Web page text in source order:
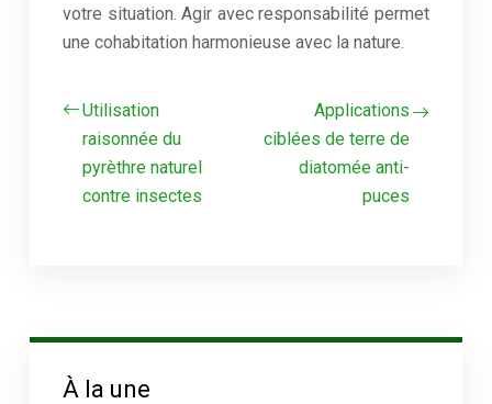
votre situation. Agir avec responsabilité permet
une cohabitation harmonieuse avec la nature.
Utilisation
raisonnée du
pyrèthre naturel
contre insectes
Applications
ciblées de terre de
diatomée anti-
puces
À la une